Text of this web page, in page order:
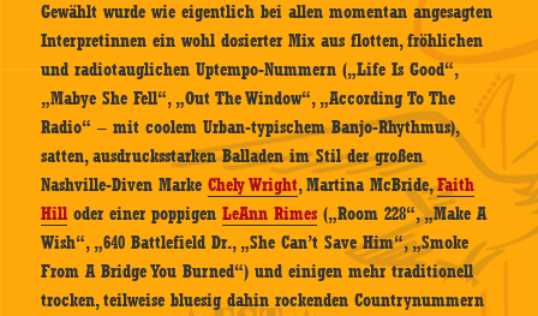
Gewählt wurde wie eigentlich bei allen momentan angesagten
Interpretinnen ein wohl dosierter Mix aus flotten, fröhlichen
und radiotauglichen Uptempo-Nummern („Life Is Good“,
„Mabye She Fell“, „Out The Window“, „According To The
Radio“ – mit coolem Urban-typischem Banjo-Rhythmus),
satten, ausdrucksstarken Balladen im Stil der großen
Nashville-Diven MarkeChely Wright, Martina McBride,Faith
Hill oder einer poppigenLeAnn Rimes („Room 228“, „Make A
Wish“, „640 Battlefield Dr., „She Can’t Save Him“, „Smoke
From A Bridge You Burned“) und einigen mehr traditionell
trocken, teilweise bluesig dahin rockenden Countrynummern